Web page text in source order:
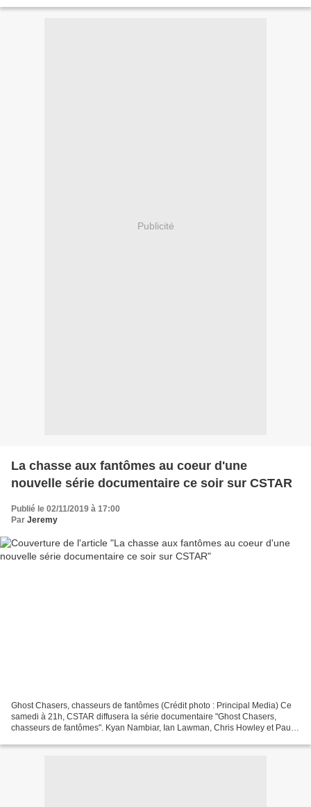
Publicité
La chasse aux fantômes au coeur d'une
nouvelle série documentaire ce soir sur CSTAR
Publié le 02/11/2019 à 17:00
Par Jeremy
Ghost Chasers, chasseurs de fantômes (Crédit photo : Principal Media) Ce
samedi à 21h, CSTAR diffusera la série documentaire "Ghost Chasers,
chasseurs de fantômes". Kyan Nambiar, Ian Lawman, Chris Howley et Paul